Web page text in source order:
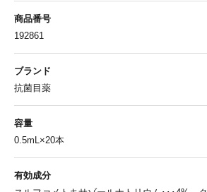
商品番号
192861
ブランド
抗菌目薬
容量
0.5mL×20本
有効成分